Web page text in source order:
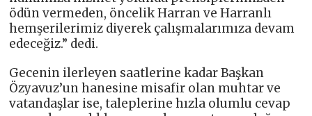
ödün vermeden, öncelik Harran ve Harranlı
hemşerilerimiz diyerek çalışmalarımıza devam
edeceğiz.” dedi.
Gecenin ilerleyen saatlerine kadar Başkan
Özyavuz’un hanesine misafir olan muhtar ve
vatandaşlar ise, taleplerine hızla olumlu cevap